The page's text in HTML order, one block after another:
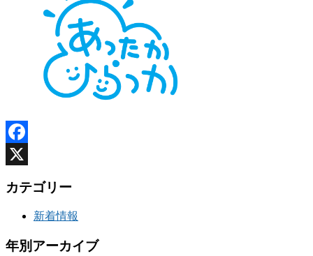
Facebook
カテゴリー
新着情報
年別アーカイブ